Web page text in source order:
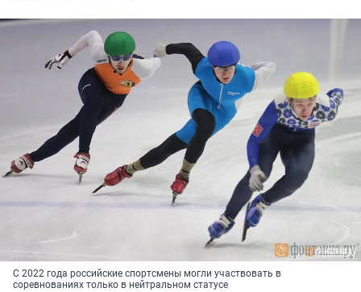
С 2022 года российские спортсмены могли участвовать в
соревнованиях только в нейтральном статусе